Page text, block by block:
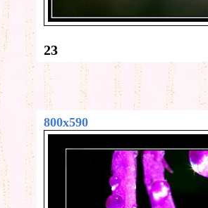
23
800x590